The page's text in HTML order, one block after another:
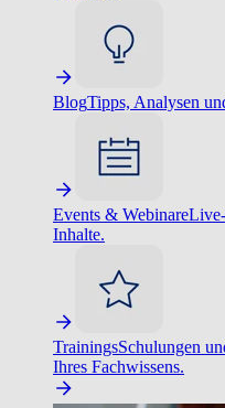
BlogTipps, Analysen
Events & Webinare
Inhalte.
TrainingsSchulungen
Ihres Fachwissens.